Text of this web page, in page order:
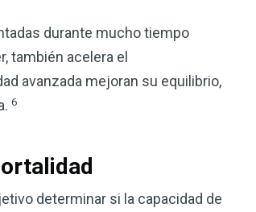
durante mucho tiempo
también acelera el
avanzada mejoran su equilibrio,
6
determinar si la capacidad de
forma natural con el
de manzana — Obtenga
de la naturaleza, ya sea que
reforzar la salud de su
peso, el VSM es un gran